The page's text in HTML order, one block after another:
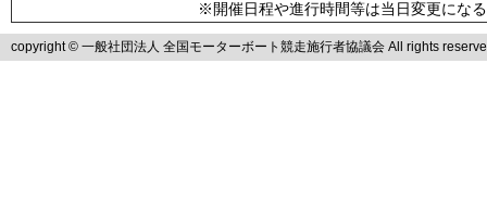
※開催日程や進行時間等は当日変更にな
copyright © 一般社団法人 全国モーターボート競走施行者協議会 All rights